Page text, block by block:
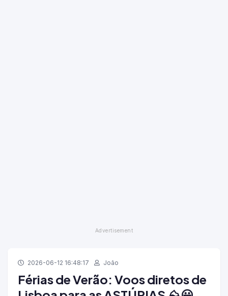
2026-06-12 16:48:17 João
Férias de Verão: Voos diretos de